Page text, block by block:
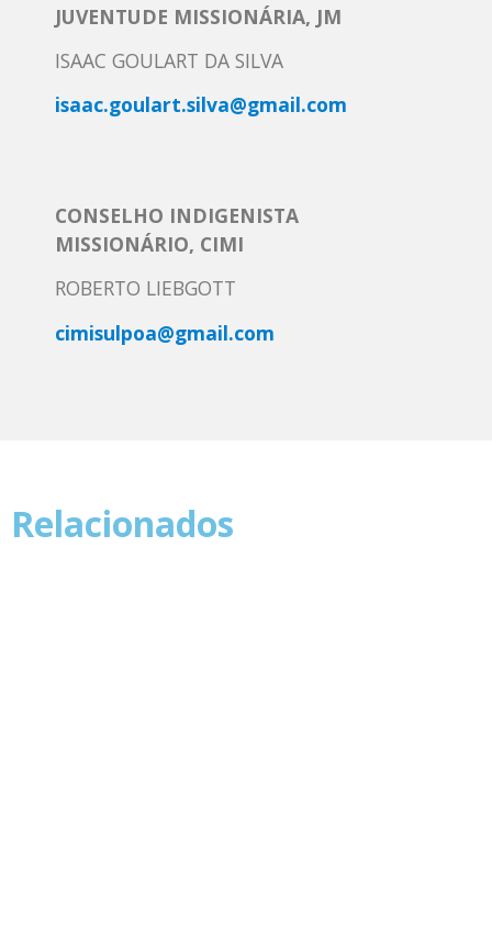
JUVENTUDE MISSIONÁRIA, JM
ISAAC GOULART DA SILVA
isaac.goulart.silva@gmail.com
CONSELHO INDIGENISTA
MISSIONÁRIO, CIMI
ROBERTO LIEBGOTT
cimisulpoa@gmail.com
Relacionados